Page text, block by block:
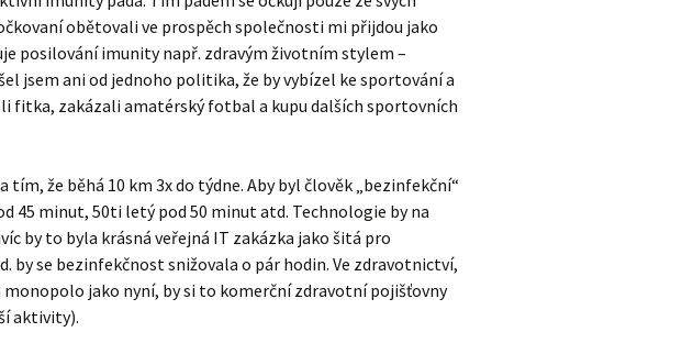
obětovali ve prospěch společnosti mi přijdou jako
posilování imunity např. zdravým životním stylem –
jsem ani od jednoho politika, že by vybízel ke sportování a
fitka, zakázali amatérský fotbal a kupu dalších sportovních
že běhá 10 km 3x do týdne. Aby byl člověk „bezinfekční“
45 minut, 50ti letý pod 50 minut atd. Technologie by na
by to byla krásná veřejná IT zakázka jako šitá pro
by se bezinfekčnost snižovala o pár hodin. Ve zdravotnictví,
jako nyní, by si to komerční zdravotní pojišťovny
aktivity).